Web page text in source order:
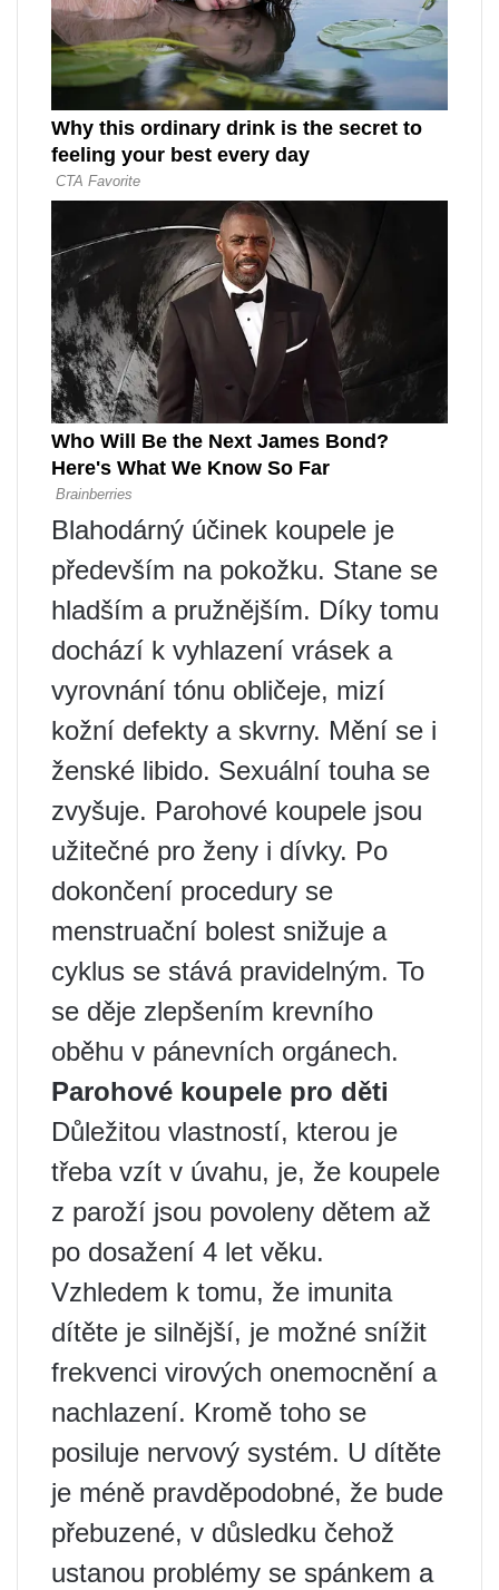
Blahodárný účinek koupele je
především na pokožku. Stane se
hladším a pružnějším. Díky tomu
dochází k vyhlazení vrásek a
vyrovnání tónu obličeje, mizí
kožní defekty a skvrny. Mění se i
ženské libido. Sexuální touha se
zvyšuje. Parohové koupele jsou
užitečné pro ženy i dívky. Po
dokončení procedury se
menstruační bolest snižuje a
cyklus se stává pravidelným. To
se děje zlepšením krevního
oběhu v pánevních orgánech.
Parohové koupele pro děti
Důležitou vlastností, kterou je
třeba vzít v úvahu, je, že koupele
z paroží jsou povoleny dětem až
po dosažení 4 let věku.
Vzhledem k tomu, že imunita
dítěte je silnější, je možné snížit
frekvenci virových onemocnění a
nachlazení. Kromě toho se
posiluje nervový systém. U dítěte
je méně pravděpodobné, že bude
přebuzené, v důsledku čehož
ustanou problémy se spánkem a